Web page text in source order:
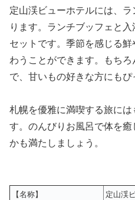
定山渓ビューホテルには、
ります。ランチブッフェと
セットです。季節を感じる
わうことができます。もち
で、甘いもの好きな方にもぴ
札幌を優雅に満喫する旅に
す。のんびりお風呂で体を
かも満たしましょう。
【名称】
定山渓